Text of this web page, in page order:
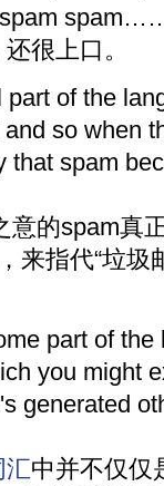
spam
很上口。
of the
so when
that spam
意的spam真
来指代“垃圾
part of
you might
generated
汇中并不仅仅